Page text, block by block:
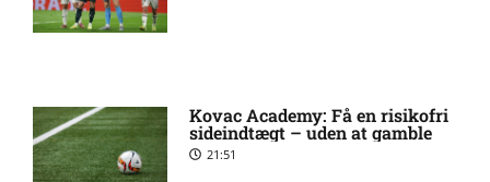
Status på Paul Izzo hos
Randers FC
Kovac Academy: Få en risikofri
sideindtægt – uden at gamble
21:51